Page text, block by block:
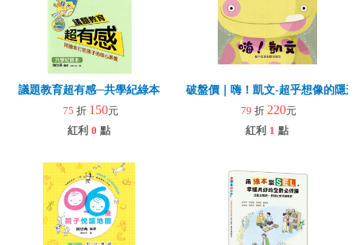
議題教育超有感─共學紀綠本
75 折 150元
紅利 0 點
破盤價｜嗨！凱文-超乎想像的隱
79 折 220元
紅利 1 點